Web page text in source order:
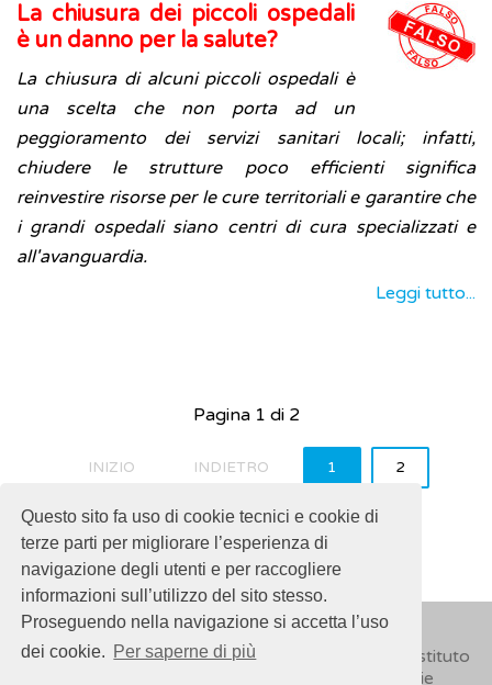
Questo sito fa uso di cookie tecnici e cookie di
terze parti per migliorare l’esperienza di
navigazione degli utenti e per raccogliere
informazioni sull’utilizzo del sito stesso.
Proseguendo nella navigazione si accetta l’uso
dei cookie. Per saperne di più
La chiusura dei piccoli ospedali
è un danno per la salute?
La chiusura di alcuni piccoli ospedali è
una scelta che non porta ad un
peggioramento dei servizi sanitari locali; infatti,
chiudere le strutture poco efficienti significa
reinvestire risorse per le cure territoriali e garantire che
i grandi ospedali siano centri di cura specializzati e
all'avanguardia.
Leggi tutto...
Pagina 1 di 2
INIZIO INDIETRO 1 2
AVANTI FINE
© 2018ISSalute - Sito sviluppato e gestito dall’Istituto
Cookie